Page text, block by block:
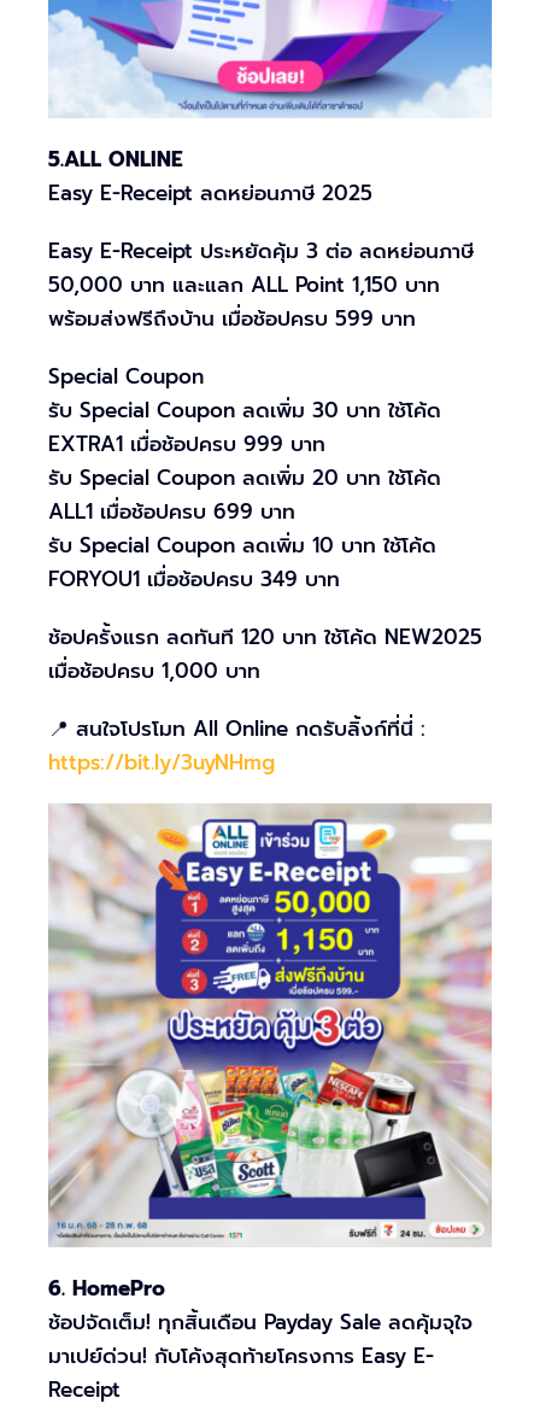
5.ALL ONLINE
Easy E-Receipt ลดหย่อนภาษี 2025
Easy E-Receipt ประหยัดคุ้ม 3 ต่อ ลดหย่อนภาษี
50,000 บาท และแลก ALL Point 1,150 บาท
พร้อมส่งฟรีถึงบ้าน เมื่อช้อปครบ 599 บาท
Special Coupon
รับ Special Coupon ลดเพิ่ม 30 บาท ใช้โค้ด
EXTRA1 เมื่อช้อปครบ 999 บาท
รับ Special Coupon ลดเพิ่ม 20 บาท ใช้โค้ด
ALL1 เมื่อช้อปครบ 699 บาท
รับ Special Coupon ลดเพิ่ม 10 บาท ใช้โค้ด
FORYOU1 เมื่อช้อปครบ 349 บาท
ช้อปครั้งแรก ลดทันที 120 บาท ใช้โค้ด NEW2025
เมื่อช้อปครบ 1,000 บาท
📍 สนใจโปรโมท All Online กดรับลิ้งก์ที่นี่ :
https://bit.ly/3uyNHmg
6. HomePro
ช้อปจัดเต็ม! ทุกสิ้นเดือน Payday Sale ลดคุ้มจุใจ
มาเปย์ด่วน! กับโค้งสุดท้ายโครงการ Easy E-
Receipt